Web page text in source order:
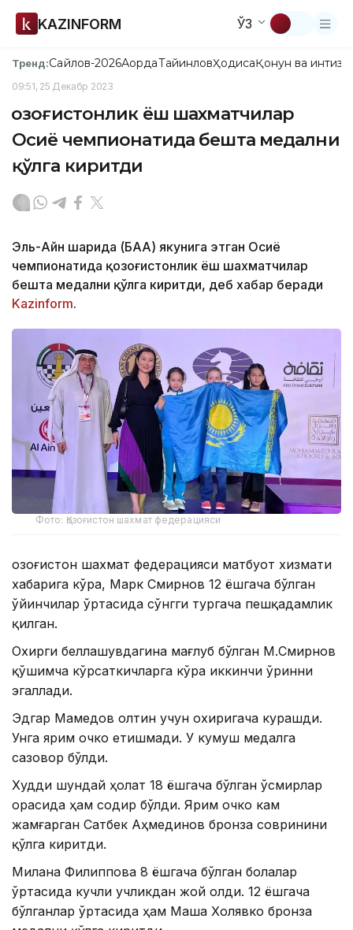
KAZINFORM ЎЗ
Тренд:Сайлов-2026АқордаТайинловҲодисаҚонун ва
09:51, 25 Декабр 2023
Қозоғистонлик ёш шахматчилар
Осиё чемпионатида бешта медални
қўлга киритди
Эль-Айн шаҳрида (БАА) якунига этган Осиё
чемпионатида қозоғистонлик ёш шахматчилар
бешта медални қўлга киритди, деб хабар беради
Kazinform.
Фото: Қозоғистон шахмат федерацияси
Қозоғистон шахмат федерацияси матбуот хизмати
хабарига кўра, Марк Смирнов 12 ёшгача бўлган
ўйинчилар ўртасида сўнгги тургача пешқадамлик
қилган.
Охирги беллашувдагина мағлуб бўлган М.Смирнов
қўшимча кўрсаткичларга кўра иккинчи ўринни
эгаллади.
Эдгар Мамедов олтин учун охиригача курашди.
Унга ярим очко етишмади. У кумуш медалга
сазовор бўлди.
Худди шундай ҳолат 18 ёшгача бўлган ўсмирлар
орасида ҳам содир бўлди. Ярим очко кам
жамғарган Сатбек Аҳмединов бронза совринини
қўлга киритди.
Милана Филиппова 8 ёшгача бўлган болалар
ўртасида кучли учликдан жой олди. 12 ёшгача
бўлганлар ўртасида ҳам Маша Холявко бронза